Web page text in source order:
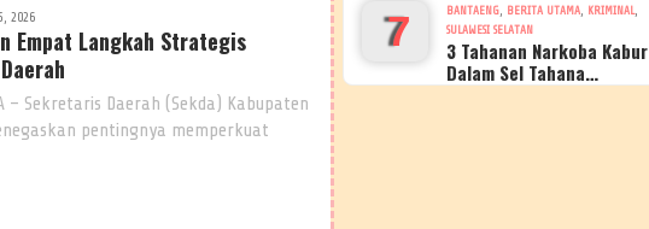
2026
Empat Langkah Strategis
– Sekretaris Daerah (Sekda) Kabupaten
pentingnya memperkuat
7 BANTAENG, BERITA UTAMA, KRIMINAL,
SULAWESI SELATAN
3 Tahanan Narkoba Kabur
Dalam Sel Tahana…